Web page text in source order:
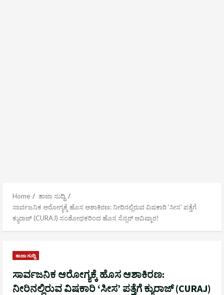
Home
ತಾಜಾ ಸುದ್ದಿ
ಸಾರ್ವಜನಿಕ ಆರೋಗ್ಯಕ್ಕೆ ಹೊಸ ಆಶಾಕಿರಣ: ನೀರಿನಲ್ಲಿರುವ ವಿಷಕಾರಿ ‘ಸೀಸ’ ಪತ್ತೆಗೆ
ಕ್ಯುರಾಜ್ (CURAJ) ಸಂಶೋಧಕರಿಂದ ಹೊಸ ಸೆನ್ಸರ್ ಆವಿಷ್ಕಾರ!
ತಾಜಾ ಸುದ್ದಿ
ಸಾರ್ವಜನಿಕ ಆರೋಗ್ಯಕ್ಕೆ ಹೊಸ ಆಶಾಕಿರಣ:
ನೀರಿನಲ್ಲಿರುವ ವಿಷಕಾರಿ ‘ಸೀಸ’ ಪತ್ತೆಗೆ ಕ್ಯುರಾಜ್ (CURAJ)